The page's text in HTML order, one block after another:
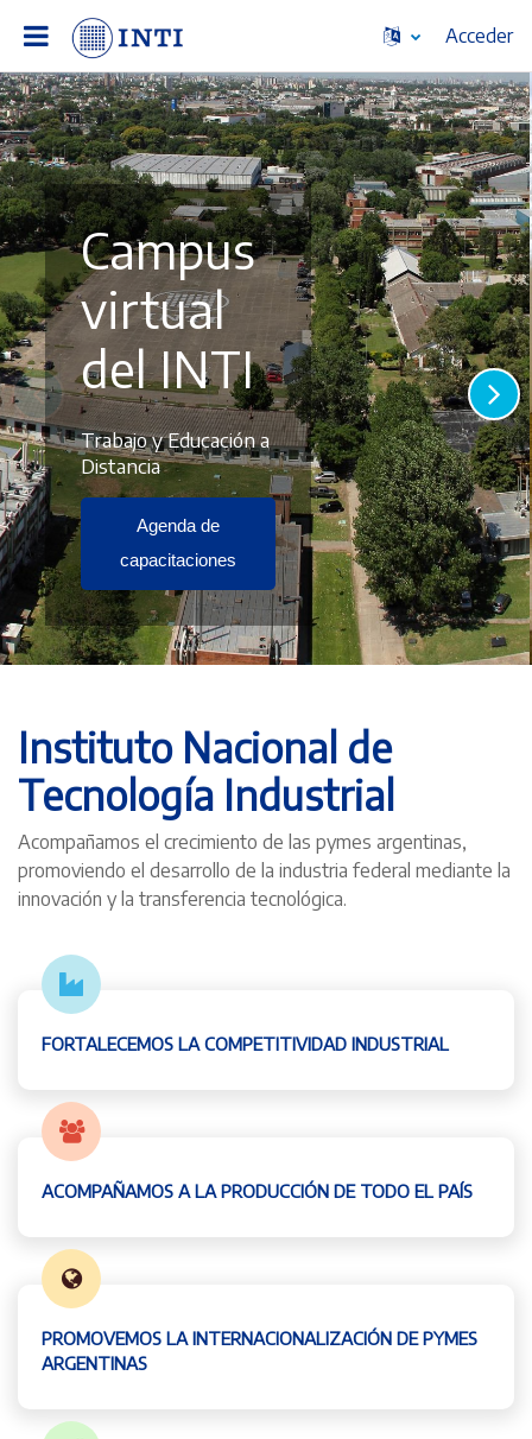
Salta al contenido principal
Acceder
INTI
y Educación a
Agenda de
capacitaciones
Instituto Nacional de
Tecnología Industrial
Acompañamos el crecimiento de las pymes argentinas,
promoviendo el desarrollo de la industria federal mediante la
innovación y la transferencia tecnológica.
FORTALECEMOS LA COMPETITIVIDAD INDUSTRIAL
ACOMPAÑAMOS A LA PRODUCCIÓN DE TODO EL PAÍS
PROMOVEMOS LA INTERNACIONALIZACIÓN DE PYMES
ARGENTINAS